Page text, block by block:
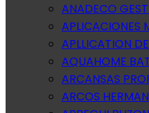
ANADECO
APLICACIONES
APLLICATION
AQUAHOME
ARCANSAS
ARCOS